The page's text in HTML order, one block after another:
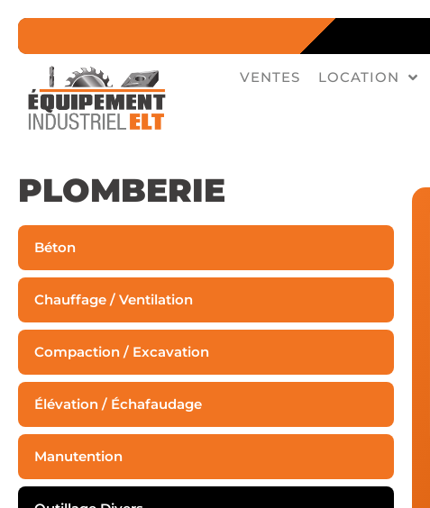
VENTES LOCATION
Chariot téléscopique
PLOMBERIE
Béton
Chauffage / Ventilation
Compaction / Excavation
Élévation / Échafaudage
Manutention